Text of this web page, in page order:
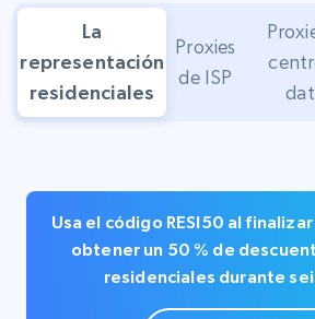
La
representación
residenciales
Proxies
de ISP
Usa el código RESI50 al
obtener un 50 % de
residenciales durante